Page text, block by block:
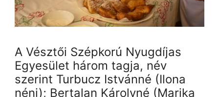
A Vésztői Szépkorú Nyugdíjas
Egyesület három tagja, név
szerint Turbucz Istvánné (Ilona
néni); Bertalan Károlyné (Marika